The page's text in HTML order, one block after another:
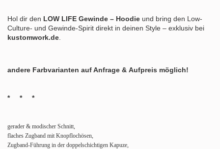
Hol dir den LOW LIFE Gewinde – Hoodie und bring den Low-
Culture- und Gewinde-Spirit direkt in deinen Style – exklusiv bei
kustomwork.de
andere Farbvarianten auf Anfrage & Aufpreis möglich!
* * *
gerader & modischer Schnitt,
flaches Zugband mit Knopflochösen,
Zugband-Führung in der doppelschichtigen Kapuze,